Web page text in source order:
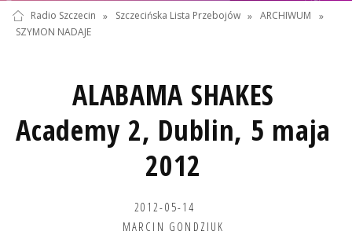
Radio Szczecin » Szczecińska Lista Przebojów » ARCHIWUM
»
SZYMON NADAJE
ALABAMA SHAKES
Academy 2, Dublin, 5 maja
2012
2012-05-14
MARCIN GONDZIUK